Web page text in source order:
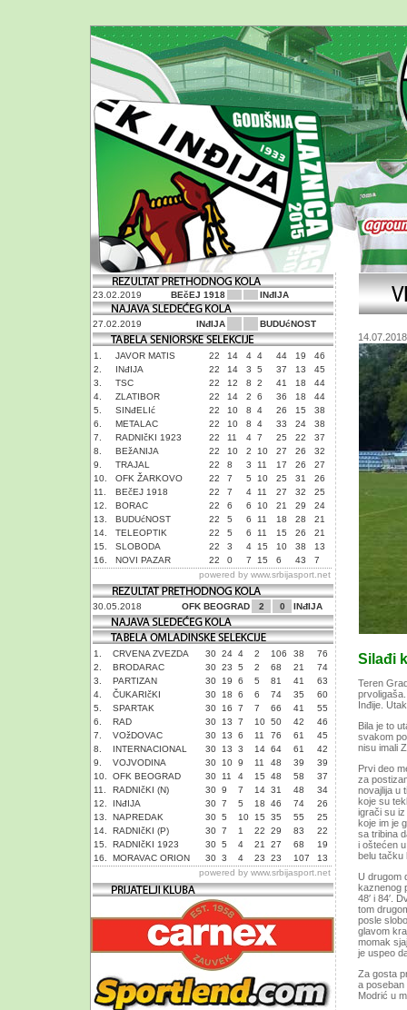
23.02.2019 BEčEJ 1918 INđIJA
27.02.2019 INđIJA BUDUćNOST
1. JAVOR MATIS 22 14 4 4 44 19
46
2.
INđIJA 22 14 3 5 37 13
45
3.
TSC 22 12 8 2 41 18
44
4.
ZLATIBOR 22 14 2 6 36 18
44
5.
SINđELIć 22 10 8 4 26 15
38
6.
METALAC 22 10 8 4 33 24
38
7.
RADNIčKI 1923 22 11 4 7 25 22
37
8.
BEžANIJA 22 10 2 10 27 26
32
9.
TRAJAL 22 8 3 11 17 26
27
10.
OFK ŽARKOVO 22 7 5 10 25 31
26
11.
BEčEJ 1918 22 7 4 11 27 32
25
12.
BORAC 22 6 6 10 21 29
24
13.
BUDUćNOST 22 5 6 11 18 28
21
14.
TELEOPTIK 22 5 6 11 15 26
21
15.
SLOBODA 22 3 4 15 10 38
13
16.
NOVI PAZAR 22 0 7 15 6 43
7
powered by www.srbijasport.net
30.05.2018 OFK BEOGRAD 2 0 INđIJA
1. CRVENA ZVEZDA 30 24 4 2 106 38
76
2.
BRODARAC 30 23 5 2 68 21
74
3.
PARTIZAN 30 19 6 5 81 41
63
4.
ČUKARIčKI 30 18 6 6 74 35
60
5.
SPARTAK 30 16 7 7 66 41
55
6.
RAD 30 13 7 10 50 42
46
7.
VOžDOVAC 30 13 6 11 76 61
45
8.
INTERNACIONAL 30 13 3 14 64 61
42
9.
VOJVODINA 30 10 9 11 48 39
39
10.
OFK BEOGRAD 30 11 4 15 48 58
37
11.
RADNIčKI (N) 30 9 7 14 31 48
34
12.
INđIJA 30 7 5 18 46 74
26
13.
NAPREDAK 30 5 10 15 35 55
25
14.
RADNIčKI (P) 30 7 1 22 29 83
22
15.
RADNIčKI 1923 30 5 4 21 27 68
19
16.
MORAVAC ORION 30 3 4 23 23 107
13
powered by www.srbijasport.net
14.07.2018
Silađi
Teren
Inđije.
Bila je to
svakom
nisu imali
Prvi deo
za
novajlija u
koje su
igrači su
koje im je
sa tribina
i oštećen
belu tačku
U drugom
kaznenog
48′ i 84′.
tom
posle
glavom
momak
je uspeo
Za gosta
a poseban
Modrić u